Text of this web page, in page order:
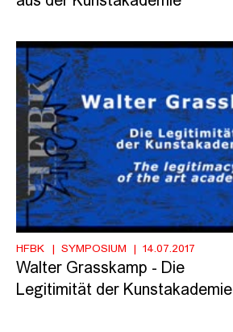
HFBK SYMPOSIUM 14.07.2017
Walter Grasskamp - Die
Legitimität der Kunstakademie